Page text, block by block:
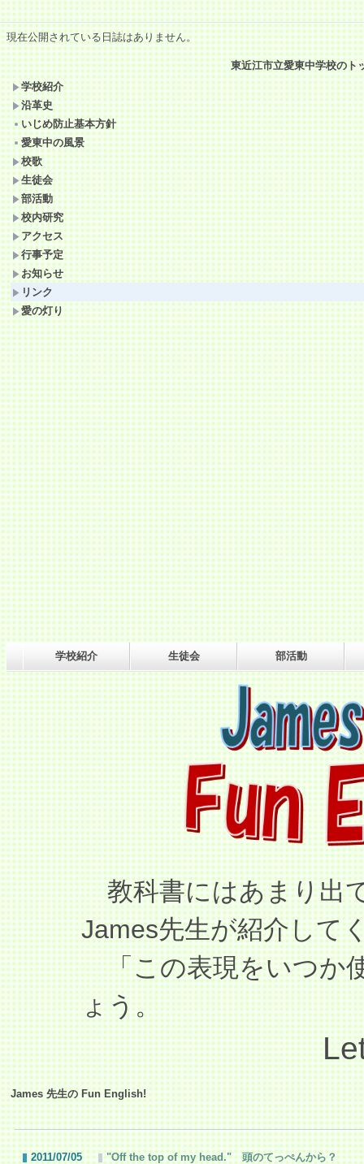
現在公開されている日誌はありません。
東近江市立愛東中学校のト
学校紹介
沿革史
いじめ防止基本方針
愛東中の風景
校歌
生徒会
部活動
校内研究
アクセス
行事予定
お知らせ
リンク
愛の灯り
学校紹介 生徒会 部活動
教科書にはあまり出
James先生が紹介して
「この表現をいつか
ょう。
Let’s use the
James 先生の Fun English!
2011/07/05 "Off the top of my head." 頭のてっぺんから？